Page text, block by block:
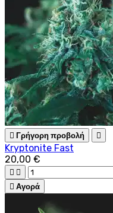
 Γρήγορη προβολή 
Kryptonite Fast
20,00 €
 
 Αγορά